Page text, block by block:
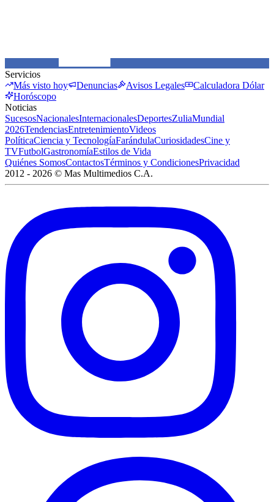
Servicios
Más visto hoy
Denuncias Avisos Legales
Calculadora Dólar
Horóscopo
Noticias
SucesosNacionalesInternacionalesDeportesZuliaMundial
2026TendenciasEntretenimientoVideos
PolíticaCiencia y TecnologíaFarándulaCuriosidadesCine y
TVFutbolGastronomíaEstilos de Vida
Quiénes SomosContactosTérminos y CondicionesPrivacidad
2012 - 2026 © Mas Multimedios C.A.